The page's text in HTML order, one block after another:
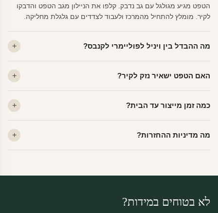
הטפט מגיע מגולגל עם גב נדבק. קלפו את הניילון מגב הטפט והדבקו
לקיר. מומלץ להתחיל מהמרכז ולעבוד לצדדים עם גלגלת מחליקה.
מה ההבדל בין ויניל לפוליימרי לקנבס?
פרמיום. קנבס — בד אמנותי יוקרתי, מט.
האם הטפט ישאיר נזק לקיר?
מתאים לקיר מטויח, גבס, קרמיקה וזכוכית.
כמה זמן מייצור עד הבית?
יוצאות באותו יום.
מה מדיניות ההחזרות?
לא בטוחים במידות?